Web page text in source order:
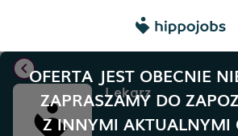
OFERTA JEST OBECNIE
ZAPRASZAMY DO
Z INNYMI AKTUALNYMI
chevron_left
Lekarz